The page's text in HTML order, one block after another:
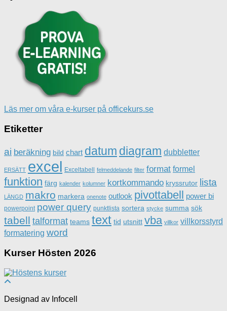
Läs mer om våra e-kurser på officekurs.se
Etiketter
ai beräkning bild chart datum diagram dubbletter
ERSÄTT excel Exceltabell felmeddelande filter format formel
funktion färg kalender kolumner kortkommando kryssrutor lista
LÄNGD makro markera onenote outlook pivottabell power bi
powerpoint power query punktlista sortera stycke summa sök
tabell talformat teams text tid utsnitt vba villkor villkorsstyrd
formatering word
Kurser Hösten 2026
Designad av Infocell